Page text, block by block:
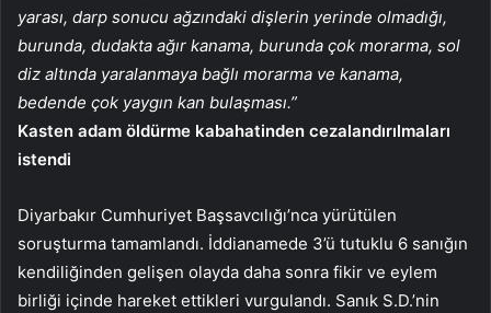
yarası, darp sonucu ağzındaki dişlerin yerinde olmadığı,
burunda, dudakta ağır kanama, burunda çok morarma, sol
diz altında yaralanmaya bağlı morarma ve kanama,
bedende çok yaygın kan bulaşması.”
Kasten adam öldürme kabahatinden cezalandırılmaları
istendi
Diyarbakır Cumhuriyet Başsavcılığı’nca yürütülen
soruşturma tamamlandı. İddianamede 3’ü tutuklu 6 sanığın
kendiliğinden gelişen olayda daha sonra fikir ve eylem
birliği içinde hareket ettikleri vurgulandı. Sanık S.D.’nin